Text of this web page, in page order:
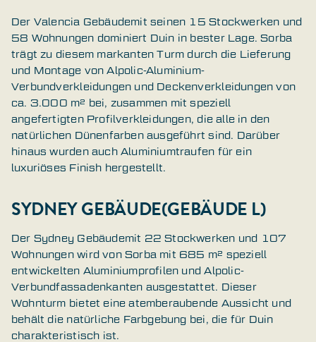
Der Valencia Gebäudemit seinen 15 Stockwerken und
58 Wohnungen dominiert Duin in bester Lage. Sorba
trägt zu diesem markanten Turm durch die Lieferung
und Montage von Alpolic-Aluminium-
Verbundverkleidungen und Deckenverkleidungen von
ca. 3.000 m² bei, zusammen mit speziell
angefertigten Profilverkleidungen, die alle in den
natürlichen Dünenfarben ausgeführt sind. Darüber
hinaus wurden auch Aluminiumtraufen für ein
luxuriöses Finish hergestellt.
SYDNEY GEBÄUDE(GEBÄUDE L)
Der Sydney Gebäudemit 22 Stockwerken und 107
Wohnungen wird von Sorba mit 685 m² speziell
entwickelten Aluminiumprofilen und Alpolic-
Verbundfassadenkanten ausgestattet. Dieser
Wohnturm bietet eine atemberaubende Aussicht und
behält die natürliche Farbgebung bei, die für Duin
charakteristisch ist.